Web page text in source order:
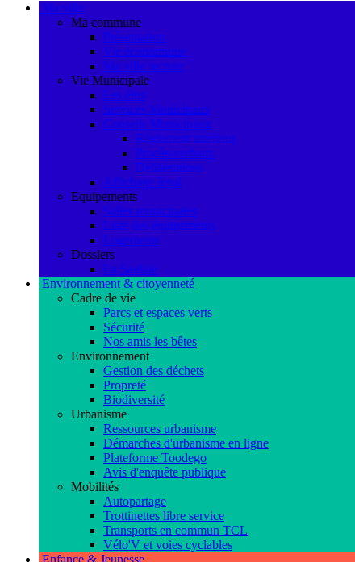
Ma ville
Ma commune
Présentation
Vie économique
Ma ville recrute
Vie Municipale
Les élus
Services Municipaux
Conseils Municipaux
Règlement intérieur
Procès-verbaux
Délibérations
Affichage légal
Equipements
Salles municipales
Liste des équipements
Logements
Dossiers
La Saulaie
Environnement & citoyenneté
Cadre de vie
Parcs et espaces verts
Sécurité
Nos amis les bêtes
Environnement
Gestion des déchets
Propreté
Biodiversité
Urbanisme
Ressources urbanisme
Démarches d'urbanisme en ligne
Plateforme Toodego
Avis d'enquête publique
Mobilités
Autopartage
Trottinettes libre service
Transports en commun TCL
Vélo'V et voies cyclables
Enfance & Jeunesse